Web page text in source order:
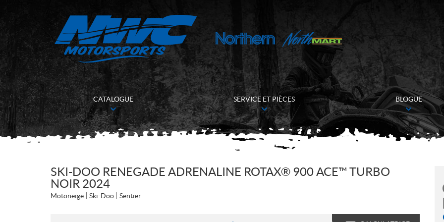
CATALOGUE SERVICE ET PIÈCES BLOGUE
SKI-DOO RENEGADE ADRENALINE ROTAX® 900 ACE™ TURBO
NOIR 2024
Motoneige Ski-Doo Sentier